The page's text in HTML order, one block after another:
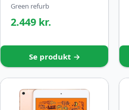
Green refurb
2.449 kr.
Se produkt →